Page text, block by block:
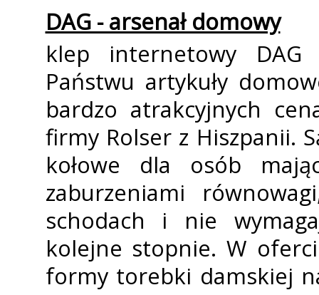
DAG - arsenał domowy
klep internetowy
Państwu artykuły
bardzo atrakcyjnych
firmy Rolser z Hiszpanii.
kołowe dla osób
zaburzeniami
schodach i nie
kolejne stopnie. W
formy torebki damskiej